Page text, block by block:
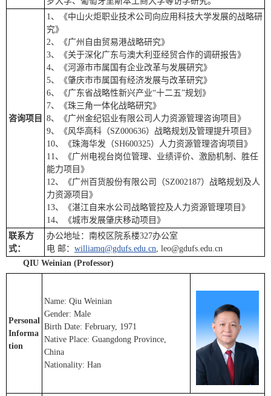
咨询项目
1、《中山火炬职业技术公司向应用科技大学发展的战略研
究》
2、《广州自由贸易港战略研究》
3、《关于深化广东与澳大利亚经贸合作的调研报告》
4、《河源市市属国有企业改革与发展研究》
5、《肇庆市市属国有经济发展与改革研究》
6、《广东省战略性新兴产业“十二五”规划》
7、《珠三角一体化战略研究》
8、《广州金纪铝业有限公司人力资源管理咨询项目》
9、《风华高科（SZ000636）战略规划及管理提升项目》
10、《珠海华发（SH600325）人力资源管理咨询项目》
11、《广州电视台岗位管理、业绩评价、激励机制、胜任
能力项目》
12、《广州百货股份有限公司（SZ002187）战略规划及人
力资源项目》
13、《湛江自来水公司战略管控及人力资源管理项目》
14、《城市发展肇庆移动项目》
联系方
式：
办公地址：南校区院系楼327办公室
电 邮： williamq@gdufs.edu.cn, leo@gdufs.edu.cn
QIU Weinian (Professor)
Personal
Informa
tion
Name: Qiu Weinian
Gender: Male
Birth Date: February, 1971
Native Place: Guangdong Province,
China
Nationality: Han